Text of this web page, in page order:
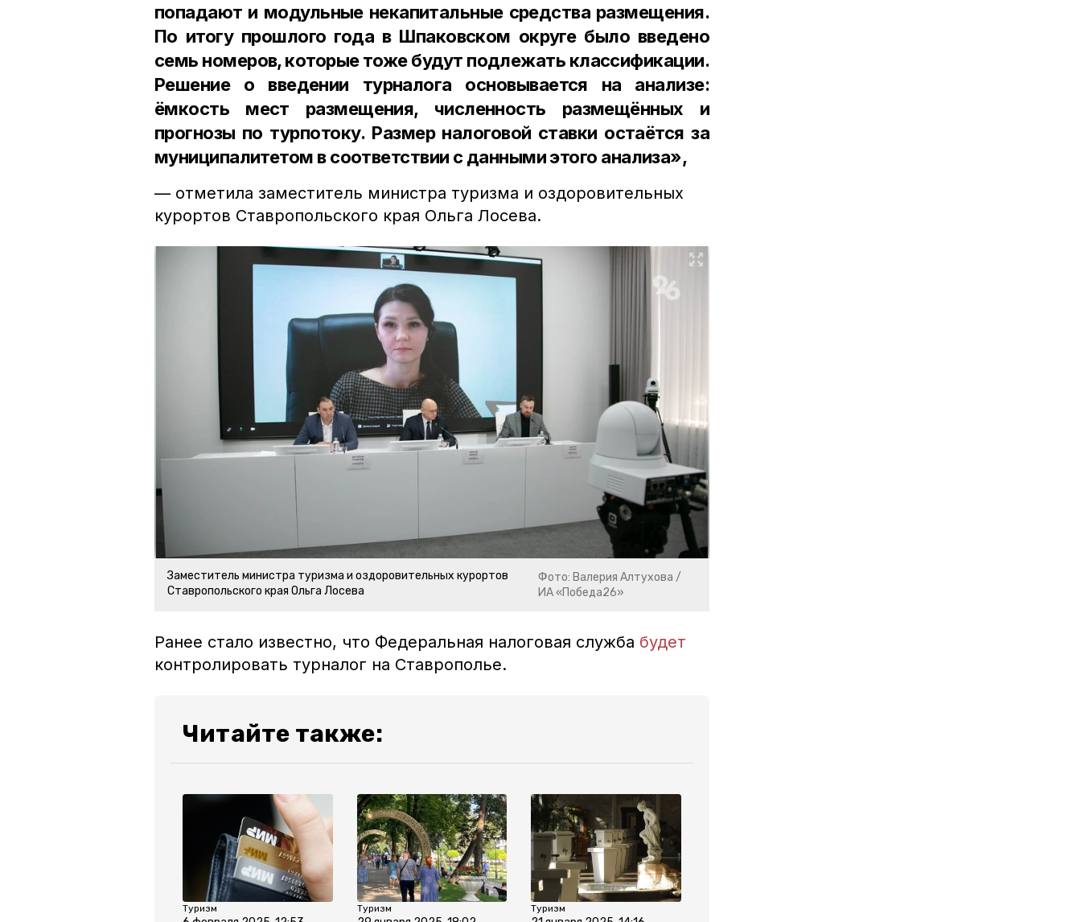
попадают и модульные некапитальные средства размещения.
По итогу прошлого года в Шпаковском округе было введено
семь номеров, которые тоже будут подлежать классификации.
Решение о введении турналога основывается на анализе:
ёмкость мест размещения, численность размещённых и
прогнозы по турпотоку. Размер налоговой ставки остаётся за
муниципалитетом в соответствии с данными этого анализа»,
— отметила заместитель министра туризма и оздоровительных
курортов Ставропольского края Ольга Лосева.
Заместитель министра туризма и оздоровительных курортов
Ставропольского края Ольга Лосева
Фото: Валерия Алтухова /
ИА «Победа26»
Ранее стало известно, что Федеральная налоговая служба будет
контролировать турналог на Ставрополье.
Читайте также:
Туризм Туризм Туризм